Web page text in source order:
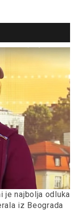
je najbolja odluka
iz Beograda